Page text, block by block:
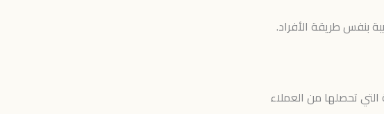
بنفس طريقة الأفراد.
التي تحصلها من العملاء